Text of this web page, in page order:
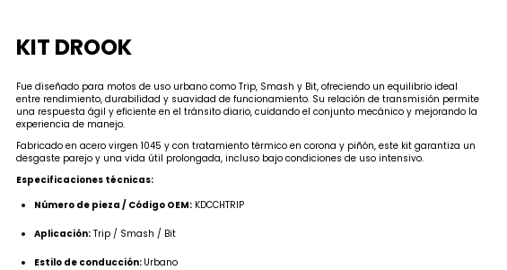
KIT DROOK
Fue diseñado para motos de uso urbano como Trip, Smash y Bit, ofreciendo un equilibrio ideal
entre rendimiento, durabilidad y suavidad de funcionamiento. Su relación de transmisión permite
una respuesta ágil y eficiente en el tránsito diario, cuidando el conjunto mecánico y mejorando la
experiencia de manejo.
Fabricado en acero virgen 1045 y con tratamiento térmico en corona y piñón, este kit garantiza un
desgaste parejo y una vida útil prolongada, incluso bajo condiciones de uso intensivo.
Especificaciones técnicas:
Número de pieza / Código OEM:KDCCHTRIP
Aplicación:Trip / Smash / Bit
Estilo de conducción: Urbano